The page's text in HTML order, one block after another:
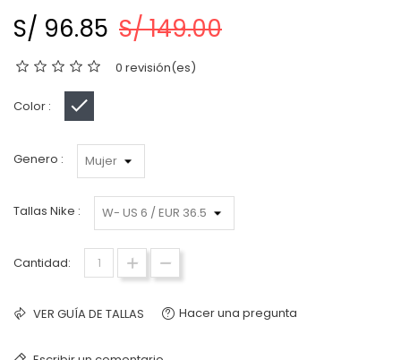
S/ 96.85 S/ 149.00
0 revisión(es)
Color :
Genero :
Tallas Nike :
Cantidad:
VER GUÍA DE TALLAS Hacer una pregunta